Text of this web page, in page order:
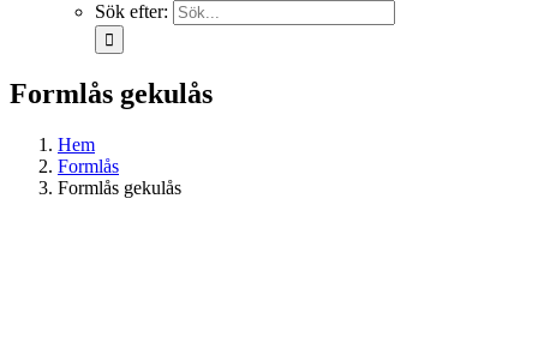
Sök efter:
Formlås gekulås
Hem
Formlås
Formlås gekulås